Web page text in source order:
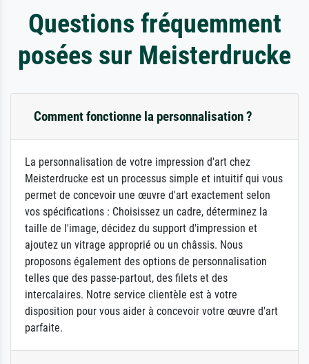
Questions fréquemment
posées sur Meisterdrucke
Comment fonctionne la personnalisation ?
La personnalisation de votre impression d'art chez
Meisterdrucke est un processus simple et intuitif qui vous
permet de concevoir une œuvre d'art exactement selon
vos spécifications : Choisissez un cadre, déterminez la
taille de l'image, décidez du support d'impression et
ajoutez un vitrage approprié ou un châssis. Nous
proposons également des options de personnalisation
telles que des passe-partout, des filets et des
intercalaires. Notre service clientèle est à votre
disposition pour vous aider à concevoir votre œuvre d'art
parfaite.